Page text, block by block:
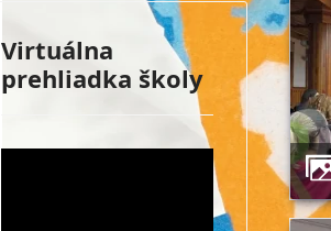
30. výročie vzniku školy
Virtuálna
prehliadka školy